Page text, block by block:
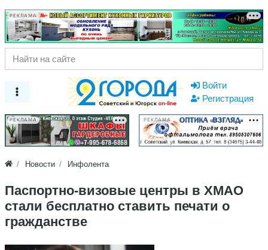
РЕКЛАМА
Войти
Регистрация
РЕКЛАМА РЕКЛАМА
Новости Инфолента
Паспортно-визовые центры в ХМАО
стали бесплатно ставить печати о
гражданстве